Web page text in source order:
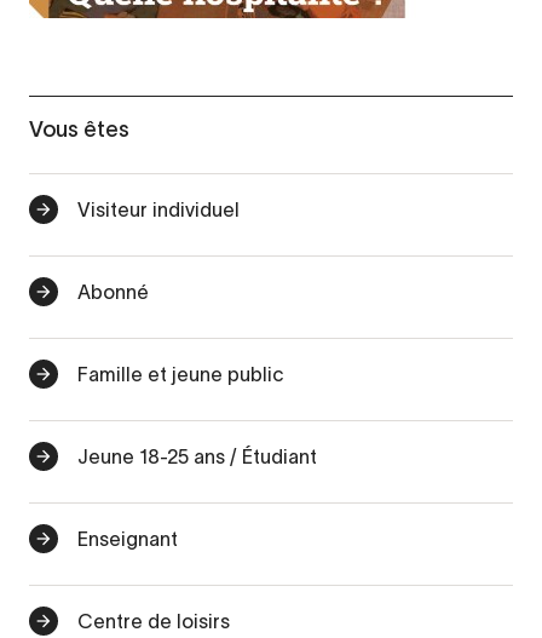
Vous êtes
Visiteur individuel
Abonné
Famille et jeune public
Jeune 18-25 ans / Étudiant
Enseignant
Centre de loisirs